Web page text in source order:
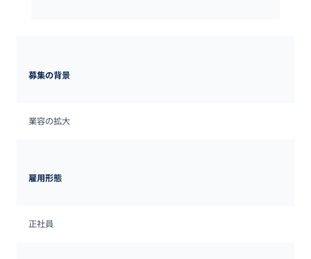
募集の背景
業容の拡大
雇用形態
正社員